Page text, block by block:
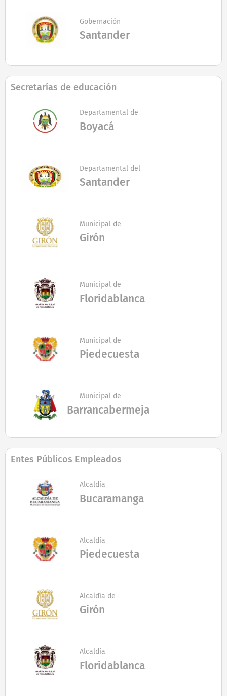
Gobernación
Santander
Secretarías de educación
Departamental de
Boyacá
Departamental del
Santander
Municipal de
Girón
Municipal de
Floridablanca
Municipal de
Piedecuesta
Municipal de
Barrancabermeja
Entes Públicos Empleados
Alcaldía
Bucaramanga
Alcaldía
Piedecuesta
Alcaldía de
Girón
Alcaldía
Floridablanca